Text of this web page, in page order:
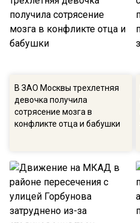
В ЗАО Москвы трехлетняя
девочка получила
сотрясение мозга в
конфликте отца и бабушки